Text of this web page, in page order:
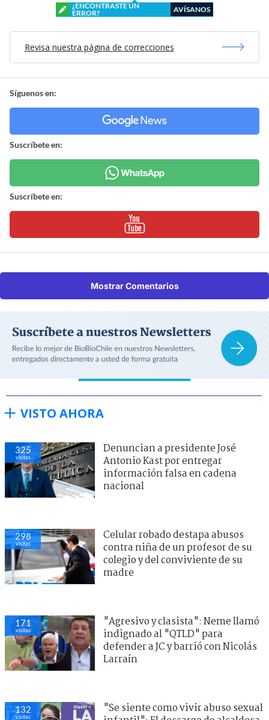
¿ENCONTRASTE UN
ERROR?
AVÍSANOS
Revisa nuestra página de correcciones
Síguenos en:
Suscríbete en:
Suscríbete en:
Mostrar Comentarios
VISTO AHORA
325
visitas
Denuncian a presidente José
Antonio Kast por entregar
información falsa en cadena
nacional
298
visitas
Celular robado destapa abusos
contra niña de un profesor de su
colegio y del conviviente de su
madre
171
visitas
"Agresivo y clasista": Neme llamó
indignado al "QTLD" para
defender a JC y barrió con Nicolás
Larraín
132
visitas
"Se siente como vivir abuso sexual